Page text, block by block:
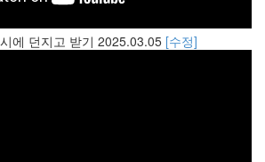
에 던지고 받기 2025.03.05 [수정]